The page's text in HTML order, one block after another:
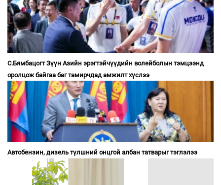
С.Бямбацогт Зүүн Азийн эрэгтэйчүүдийн волейболын тэмцээнд
оролцож байгаа баг тамирчдад амжилт хүслээ
Автобензин, дизель түлшний онцгой албан татварыг тэглэлээ